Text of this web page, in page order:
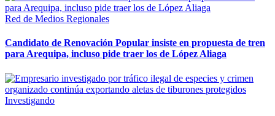
Red de Medios Regionales
Candidato de Renovación Popular insiste en propuesta de tren
para Arequipa, incluso pide traer los de López Aliaga
Investigando